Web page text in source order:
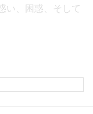
い、困惑、そして